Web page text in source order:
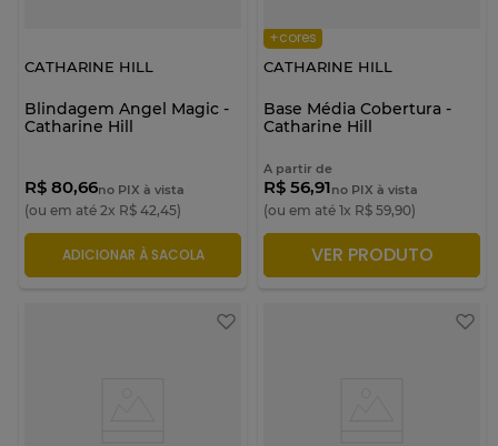
CATHARINE HILL
Blindagem Angel Magic -
Catharine Hill
R$ 80,66no PIX à vista
(ou em até 2x R$ 42,45)
ADICIONAR À SACOLA
+cores
CATHARINE HILL
Base Média Cobertura -
Catharine Hill
A partir de
R$ 56,91no PIX à vista
(ou em até 1x R$ 59,90)
ADICIONAR À SACOLA
VER PRODUTO